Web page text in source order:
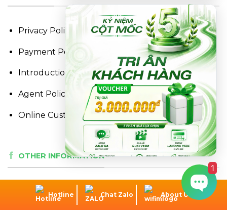
Privacy Policy
Payment Policy
Introduction Policy
Agent Policy
Online Customer Care Policy
OTHER INFORMATION
Hotline Chat Zalo About Us
1